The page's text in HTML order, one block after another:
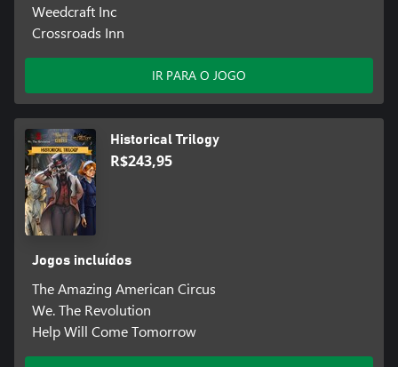
Weedcraft Inc
Crossroads Inn
IR PARA O JOGO
Historical Trilogy
R$243,95
Jogos incluídos
The Amazing American Circus
We. The Revolution
Help Will Come Tomorrow